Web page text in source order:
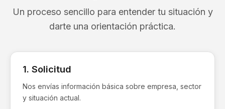
Un proceso sencillo para entender tu situación y
darte una orientación práctica.
1. Solicitud
Nos envías información básica sobre empresa, sector
y situación actual.